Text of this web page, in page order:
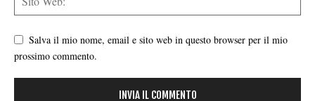
Salva il mio nome, email e sito web in questo browser per il mio
prossimo commento.